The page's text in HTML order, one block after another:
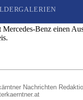
des Elektro-
2021
Benz einen
Nachrichten